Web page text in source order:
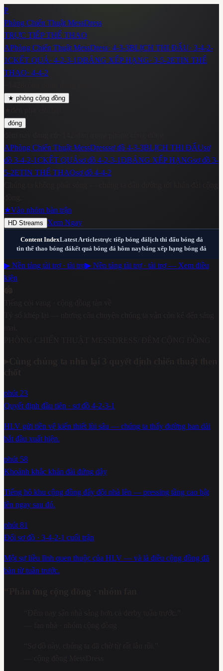
P
Phòng Chiến Thuật MessDress
TRỰC TIẾP THỂ THAO
APhòng Chiến Thuật MessDress· 4-3-3BLỊCH THI ĐẤU· 3-4-2-
1CKẾT QUẢ· 4-2-3-1DBẢNG XẾP HẠNG· 3-5-2ETIN THỂ
THAO· 4-4-2
★ phòng cộng đồng
đóng
APhòng Chiến Thuật MessDresssơ đồ 4-3-3BLỊCH THI ĐẤUsơ
đồ 3-4-2-1CKẾT QUẢsơ đồ 4-2-3-1DBẢNG XẾP HẠNGsơ đồ 3-
5-2ETIN THỂ THAOsơ đồ 4-4-2
★Vào nhóm bàn trận
HD Streams Xem Ngay
Content IndexLatest Articlestrực tiếp bóng đálịch thi đấu bóng đá
tin thể thao bóng đákết quả bóng đá hôm naybảng xếp hạng bóng đá
▶ Nền tảng tài trợ · tài trợ▶ Nền tảng tài trợ · tài trợ — Xem điều
kiện
phút 23
Quyết định đầu tiên · sơ đồ 4-2-3-1
HLV gửi tiền vệ kiến thiết lùi sâu — chúng ta thấy đường ban dài
bắt đầu xuất hiện.
phút 58
Khoảnh khắc khán đài đứng dậy
Tiếng hô khu cộng đồng đẩy đội nhà lên — pressing tầng cao bật
lên ngay sau đó.
phút 81
Đổi sơ đồ · 3-4-2-1 cuối trận
Một sự liều lĩnh quen thuộc của HLV — và là điều cộng đồng đã
bàn từ tuần trước.